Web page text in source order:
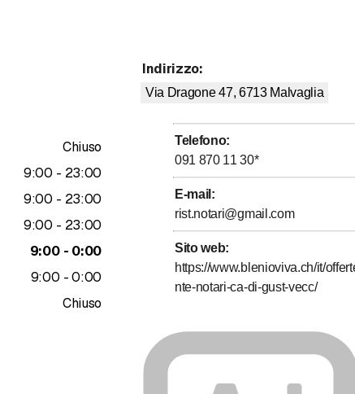
Chiuso
9:00 - fino a
23:00
9:00 - fino a
23:00
9:00 - fino a
23:00
9:00 - fino a
0:00
9:00 - fino a
0:00
Chiuso
Indirizzo:
Via Dragone 47, 6713 Malvaglia
Telefono:
091 870 11 30*
E-mail :
rist.notari@gmail.com
Sito web:
https://www.blenioviva.ch/it/
nte-notari-ca-di-gust-vecc/